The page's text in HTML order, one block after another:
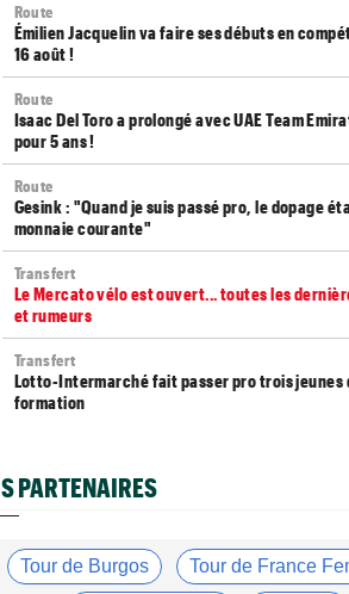
Route
Émilien Jacquelin va faire ses débuts en
16 août !
Route
Isaac Del Toro a prolongé avec UAE Team
pour 5 ans !
Route
Gesink : "Quand je suis passé pro, le dopage
monnaie courante"
Transfert
Le Mercato vélo est ouvert... toutes les
et rumeurs
Transfert
Lotto-Intermarché fait passer pro trois jeunes
formation
cycliste"
Matthew Brennan : "Je me suis retrouvé un
loin…"
PARTENAIRES
Tour de Burgos Tour de France